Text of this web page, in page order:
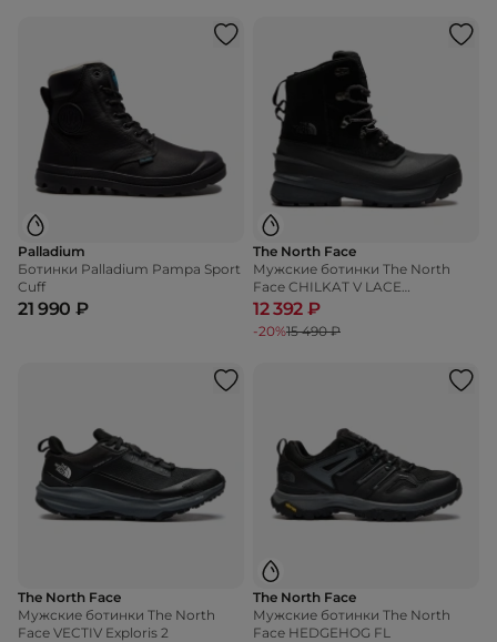
Palladium
Ботинки Palladium Pampa Sport
Cuff
21 990 ₽
The North Face
Мужские ботинки The North
Face CHILKAT V LACE
WATERPROOF
12 392 ₽
-20%15 490 ₽
The North Face
Мужские ботинки The North
Face VECTIV Exploris 2
The North Face
Мужские ботинки The North
Face HEDGEHOG FL